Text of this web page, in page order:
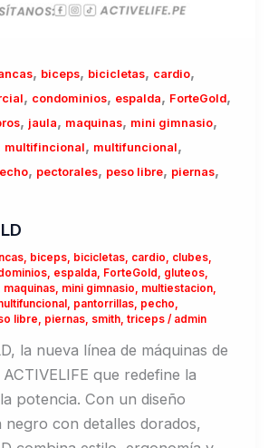
, biceps, bicicletas, cardio,
, condominios, espalda, ForteGold,
, jaula, maquinas, mini gimnasio,
multifincional, multifuncional,
, pectorales, peso libre, piernas,
, biceps, bicicletas, cardio, clubes,
, espalda, ForteGold , gluteos,
maquinas, mini gimnasio, multiestacion,
, pantorrillas, pecho,
libre, piernas, smith, triceps/ admin
la nueva línea de máquinas de
que redefine la
potencia. Con un diseño
negro con detalles dorados,